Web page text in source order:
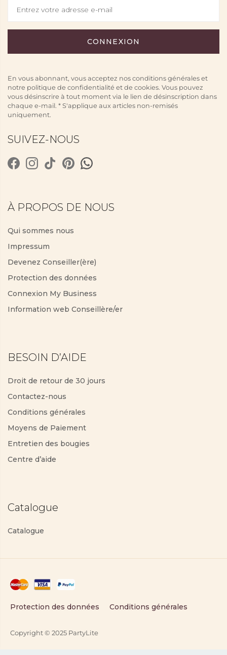
En vous abonnant, vous acceptez nos conditions générales et
notre politique de confidentialité et de cookies. Vous pouvez
vous désinscrire à tout moment via le lien de désinscription dans
chaque e-mail. * S'applique aux articles non-remisés
uniquement.
SUIVEZ-NOUS
À PROPOS DE NOUS
Qui sommes nous
Impressum
Devenez Conseiller(ère)
Protection des données
Connexion My Business
Information web Conseillère/er
BESOIN D’AIDE
Droit de retour de 30 jours
Contactez-nous
Conditions générales
Moyens de Paiement
Entretien des bougies
Centre d’aide
Catalogue
Catalogue
Copyright © 2025 PartyLite
Protection des données Conditions générales